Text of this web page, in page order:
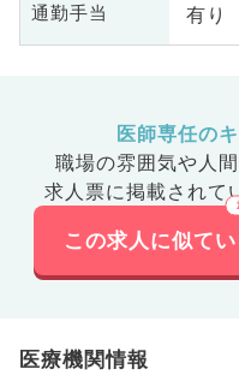
通勤手当 有り
医師専任の
職場の雰囲気や人間
求人票に掲載されて
この求人に似て
医療機関情報